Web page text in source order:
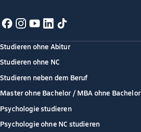
Studieren ohne Abitur
Studieren ohne NC
Studieren neben dem Beruf
Master ohne Bachelor / MBA ohne Bachelor
Psychologie studieren
Psychologie ohne NC studieren